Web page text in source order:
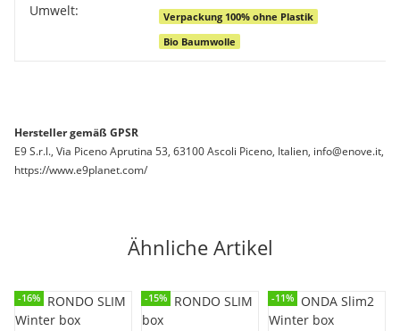
Umwelt:
Verpackung 100% ohne Plastik
Bio Baumwolle
Hersteller gemäß GPSR
E9 S.r.l., Via Piceno Aprutina 53, 63100 Ascoli Piceno, Italien, info@enove.it,
https://www.e9planet.com/
Ähnliche Artikel
-16% -15% -11%